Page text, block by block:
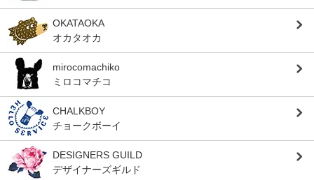
OKATAOKA
オカタオカ
mirocomachiko
ミロコマチコ
CHALKBOY
チョークボーイ
DESIGNERS GUILD
デザイナーズギルド